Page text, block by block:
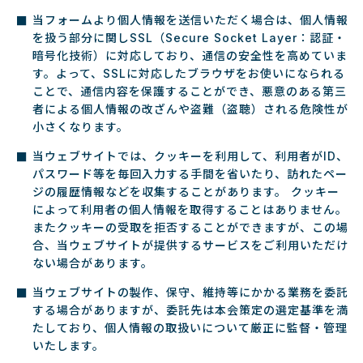
当フォームより個人情報を送信いただく場合は、個人情報
を扱う部分に関しSSL（Secure Socket Layer：認証・
暗号化技術）に対応しており、通信の安全性を高めていま
す。よって、SSLに対応したブラウザをお使いになられる
ことで、通信内容を保護することができ、悪意のある第三
者による個人情報の改ざんや盗難（盗聴）される危険性が
小さくなります。
当ウェブサイトでは、クッキーを利用して、利用者がID、
パスワード等を毎回入力する手間を省いたり、訪れたペー
ジの履歴情報などを収集することがあります。 クッキー
によって利用者の個人情報を取得することはありません。
またクッキーの受取を拒否することができますが、この場
合、当ウェブサイトが提供するサービスをご利用いただけ
ない場合があります。
当ウェブサイトの製作、保守、維持等にかかる業務を委託
する場合がありますが、委託先は本会策定の選定基準を満
たしており、個人情報の取扱いについて厳正に監督・管理
いたします。